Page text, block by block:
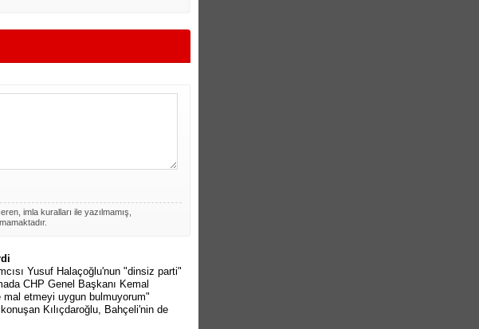
imla kuralları ile yazılmamış,
Yusuf Halaçoğlu'nun "dinsiz parti"
CHP Genel Başkanı Kemal
mal etmeyi uygun bulmuyorum"
Kılıçdaroğlu, Bahçeli'nin de